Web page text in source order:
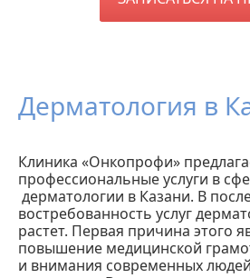
Дерматология в
Клиника «Онкопрофи»
профессиональные услуги в
дерматологии в Казани. В
востребованность услуг
растет. Первая причина этого
повышение медицинской
и внимания современных